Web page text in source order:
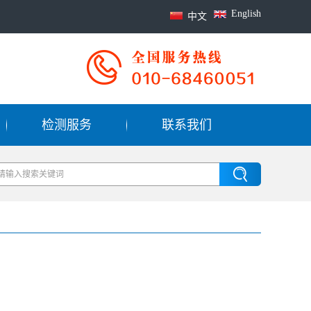
English
中文
检测服务 联系我们